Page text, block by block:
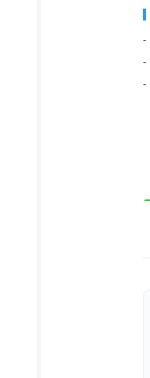
-
-
-